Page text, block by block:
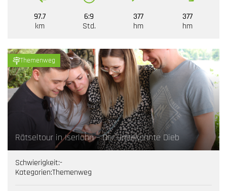
97.7
km
6:9
Std.
377
hm
377
hm
Themenweg
Rätseltour in Iserlohn – Der unbekannte Dieb
Schwierigkeit:-
Kategorien:Themenweg